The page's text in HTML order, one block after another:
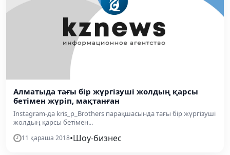
Алматыда тағы бір жүргізуші жолдың қарсы
бетімен жүріп, мақтанған
Instagram-да kris_p_Brothers парақшасында тағы бір жүргізуші
жолдың қарсы бетімен...
11 қараша 2018•Шоу-бизнес